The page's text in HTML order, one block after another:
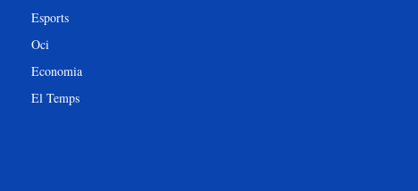
Esports
Oci
Economia
El Temps